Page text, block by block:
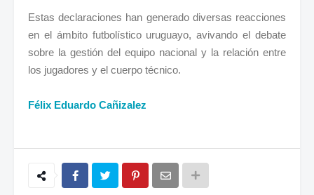
Estas declaraciones han generado diversas reacciones
en el ámbito futbolístico uruguayo, avivando el debate
sobre la gestión del equipo nacional y la relación entre
los jugadores y el cuerpo técnico.
Félix Eduardo Cañizalez